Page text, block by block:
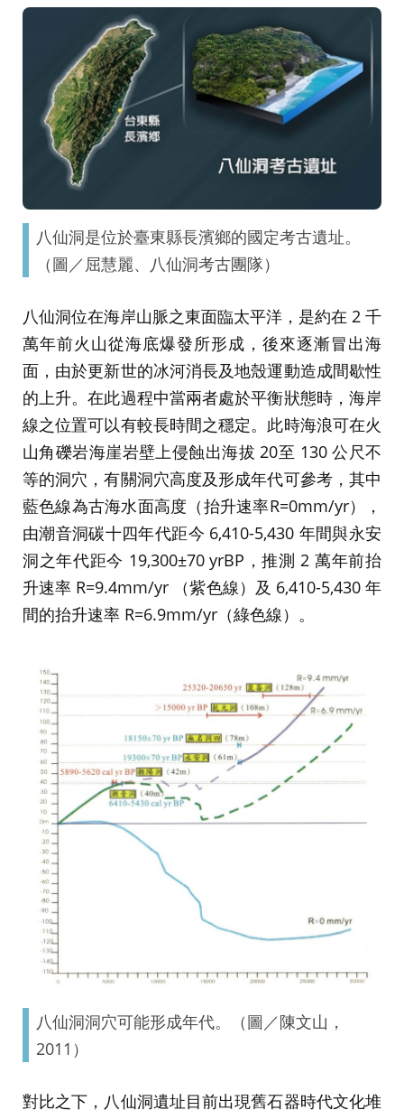
八仙洞是位於臺東縣長濱鄉的國定考古遺址。
（圖／屈慧麗、八仙洞考古團隊）
八仙洞位在海岸山脈之東面臨太平洋，是約在 2 千
萬年前火山從海底爆發所形成，後來逐漸冒出海
面，由於更新世的冰河消長及地殼運動造成間歇性
的上升。在此過程中當兩者處於平衡狀態時，海岸
線之位置可以有較長時間之穩定。此時海浪可在火
山角礫岩海崖岩壁上侵蝕出海拔 20至 130 公尺不
等的洞穴，有關洞穴高度及形成年代可參考，其中
藍色線為古海水面高度（抬升速率R=0mm/yr），
由潮音洞碳十四年代距今 6,410-5,430 年間與永安
洞之年代距今 19,300±70 yrBP，推測 2 萬年前抬
升速率 R=9.4mm/yr （紫色線）及 6,410-5,430 年
間的抬升速率 R=6.9mm/yr（綠色線）。
八仙洞洞穴可能形成年代。（圖／陳文山，
2011）
對比之下，八仙洞遺址目前出現舊石器時代文化堆